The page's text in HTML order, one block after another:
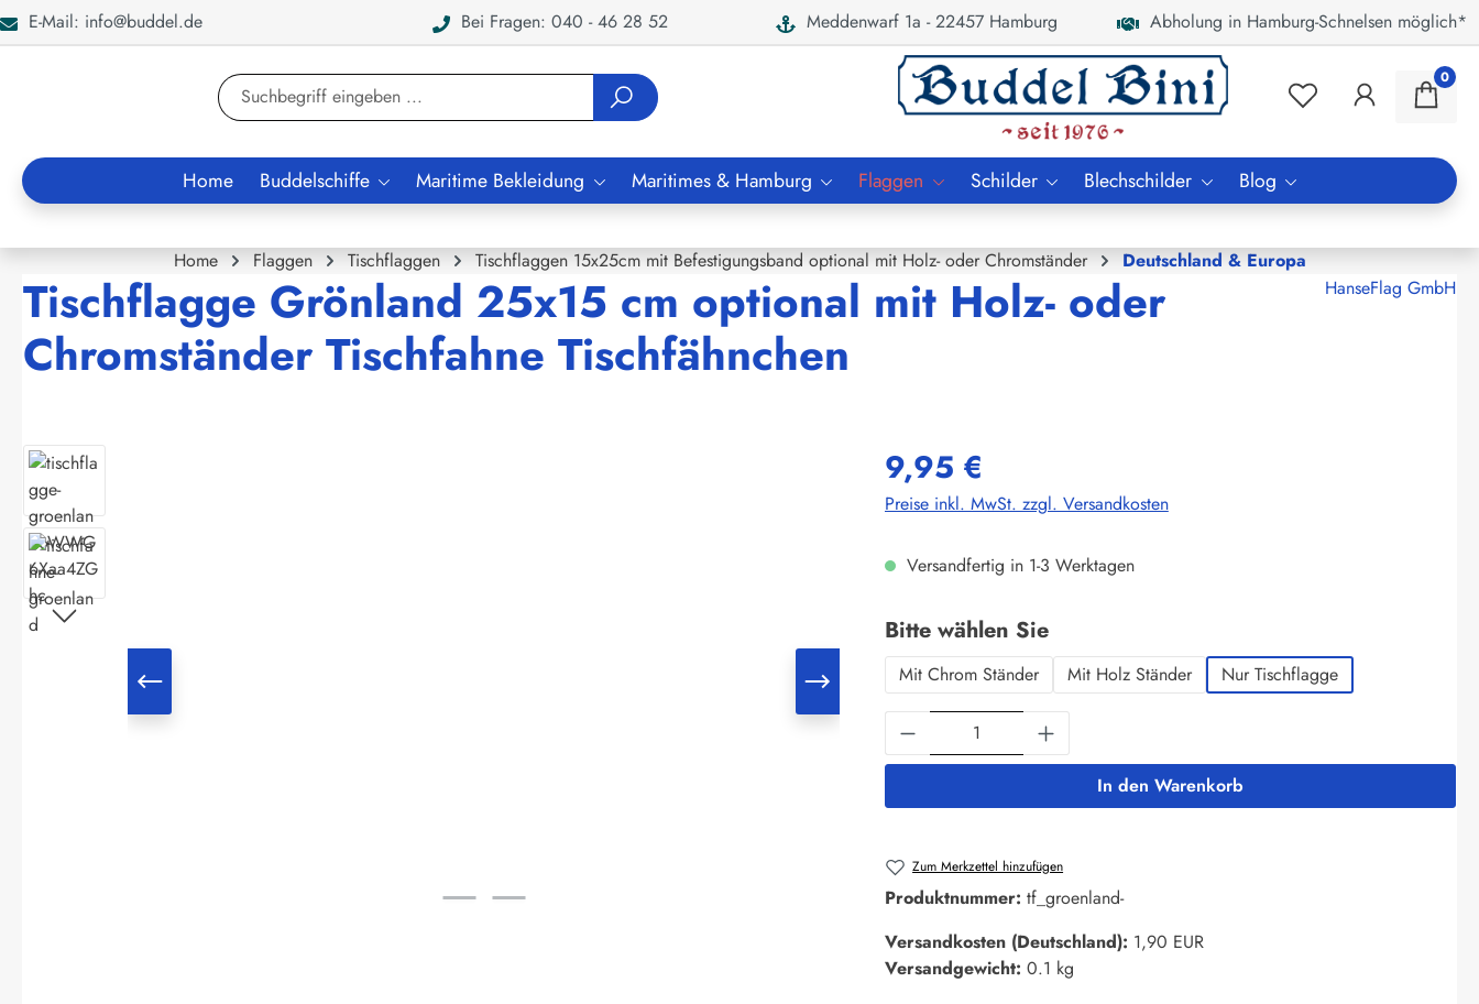
Zur Suche springen
E-Mail: info@buddel.de Bei Fragen: 040 - 46 28 52 Meddenwarf 1a - 22457 Hamburg Abholung in Hamburg-Schnelsen möglich*
0
Home Buddelschiffe Maritime Bekleidung Maritimes & Hamburg Flaggen Schilder Blechschilder Blog
Home Flaggen Tischflaggen Tischflaggen 15x25cm mit Befestigungsband optional mit Holz- oder Chromständer Deutschland & Europa
Tischflagge Grönland 25x15 cm optional mit Holz- oder
Chromständer Tischfahne Tischfähnchen
HanseFlag GmbH
Bildergalerie überspringen 9,95 €
Preise inkl. MwSt. zzgl. Versandkosten
Versandfertig in 1-3 Werktagen
Bitte wählen Sieauswählen
Mit Chrom Ständer Mit Holz Ständer Nur Tischflagge
Produkt Anzahl: Gib den gewünschten Wert ein
In den Warenkorb
Zum Merkzettel hinzufügen
Produktnummer: tf_groenland-
Versandkosten (Deutschland): 1,90 EUR
Versandgewicht: 0.1 kg